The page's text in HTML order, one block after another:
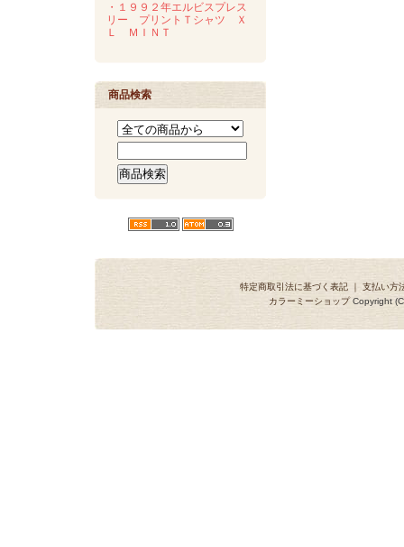
・１９９２年エルビスプレス
リー プリントＴシャツ Ｘ
Ｌ ＭＩＮＴ
商品検索
特定商取引法に基づく表記 ｜ 支払い方
カラーミーショップCopyright